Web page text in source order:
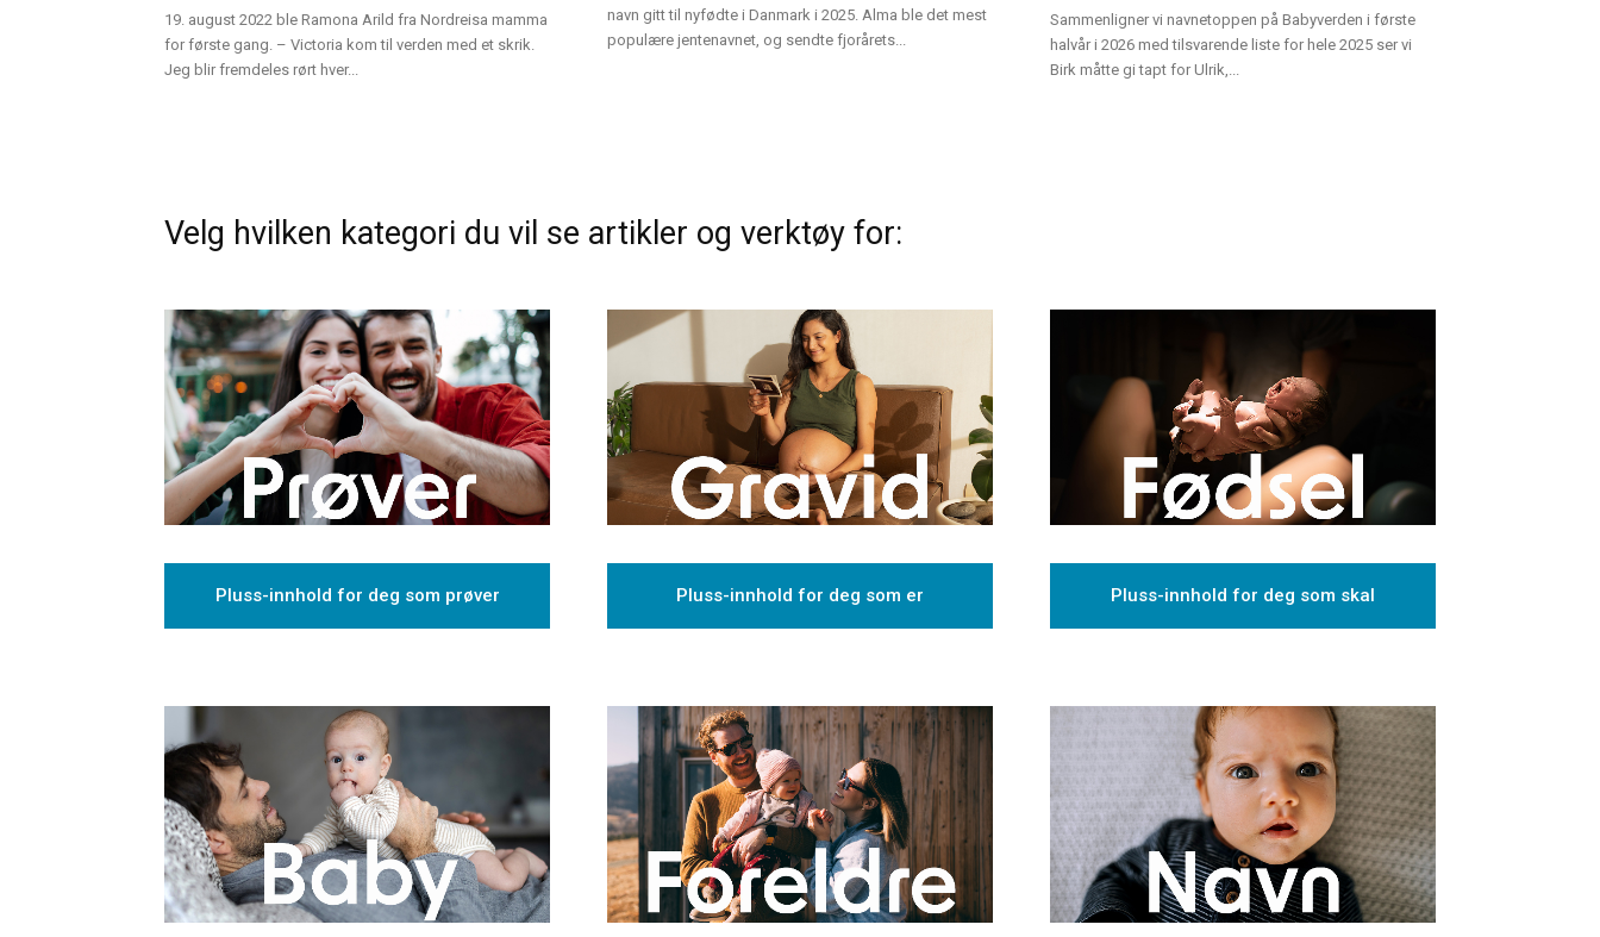
19. august 2022 ble Ramona Arild fra Nordreisa mamma
for første gang. – Victoria kom til verden med et skrik.
Jeg blir fremdeles rørt hver...
navn gitt til nyfødte i Danmark i 2025. Alma ble det mest
populære jentenavnet, og sendte fjorårets...
Sammenligner vi navnetoppen på Babyverden i første
halvår i 2026 med tilsvarende liste for hele 2025 ser vi
Birk måtte gi tapt for Ulrik,...
Velg hvilken kategori du vil se artikler og verktøy for:
Pluss-innhold for deg som prøver Pluss-innhold for deg som er Pluss-innhold for deg som skal